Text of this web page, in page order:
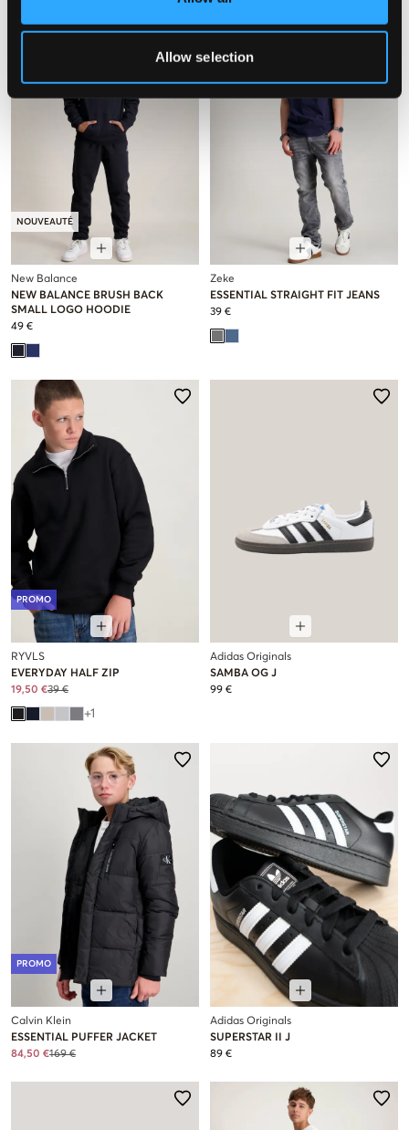
Allow selection
NOUVEAUTÉ
New Balance
NEW BALANCE BRUSH BACK
SMALL LOGO HOODIE
49 €
Zeke
ESSENTIAL STRAIGHT FIT JEANS
39 €
PROMO
RYVLS
EVERYDAY HALF ZIP
19,50 €39 €
+1
Adidas Originals
SAMBA OG J
99 €
PROMO
Calvin Klein
ESSENTIAL PUFFER JACKET
84,50 €169 €
Adidas Originals
SUPERSTAR II J
89 €